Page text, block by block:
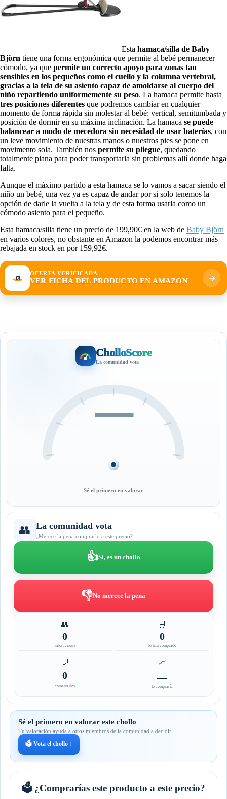
Esta hamaca/silla de Baby
Björn tiene una forma ergonómica que permite al bebé permanecer
cómodo, ya que permite un correcto apoyo para zonas tan
sensibles en los pequeños como el cuello y la columna vertebral,
gracias a la tela de su asiento capaz de amoldarse al cuerpo del
niño repartiendo uniformemente su peso. La hamaca permite hasta
tres posiciones diferentes que podremos cambiar en cualquier
momento de forma rápida sin molestar al bebé: vertical, semitumbada y
posición de dormir en su máxima inclinación. La hamaca se puede
balancear a modo de mecedora sin necesidad de usar baterías, con
un leve movimiento de nuestras manos o nuestros pies se pone en
movimento sola. También nos permite su pliegue, quedando
totalmente plana para poder transportarla sin problemas allí donde haga
falta.
Aunque el máximo partido a esta hamaca se lo vamos a sacar siendo el
niño un bebé, una vez ya es capaz de andar por si solo tenemos la
opción de darle la vuelta a la tela y de esta forma usarla como un
cómodo asiento para el pequeño.
Esta hamaca/silla tiene un precio de 199,90€ en la web de Baby Björn
en varios colores, no obstante en Amazon la podemos encontrar más
rebajada en stock en por 159,92€.
OFERTA VERIFICADA
VER FICHA DEL PRODUCTO EN AMAZON
CholloScore
La comunidad vota
—
Sé el primero en valorar
👥 La comunidad vota
¿Merece la pena comprarlo a este precio?
👍Sí, es un chollo
👎No merece la pena
👥
0
valoraciones
🛒
0
lo han comprado
💬
0
comentarios
📈
—
lo compraría
Sé el primero en valorar este chollo
Tu valoración ayuda a otros miembros de la comunidad a decidir.
🗳️ Vota el chollo ↓
🗳️ ¿Comprarías este producto a este precio?